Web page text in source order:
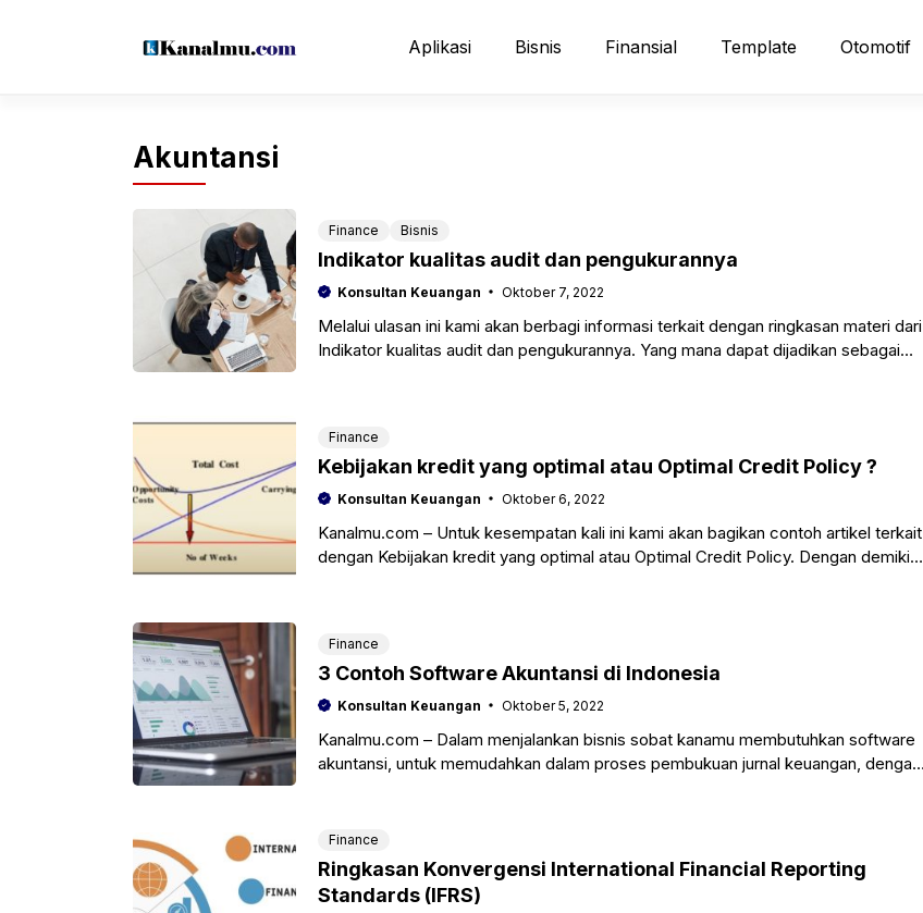
Aplikasi Bisnis Finansial Template Otomotif
Akuntansi
Finance Bisnis
Indikator kualitas audit dan pengukurannya
Konsultan Keuangan Oktober 7, 2022
Melalui ulasan ini kami akan berbagi informasi terkait dengan ringkasan materi dari
Indikator kualitas audit dan pengukurannya. Yang mana dapat dijadikan sebagai
Finance
Kebijakan kredit yang optimal atau Optimal Credit Policy ?
Konsultan Keuangan Oktober 6, 2022
Kanalmu.com – Untuk kesempatan kali ini kami akan bagikan contoh artikel terkait
dengan Kebijakan kredit yang optimal atau Optimal Credit Policy. Dengan demikian
Finance
3 Contoh Software Akuntansi di Indonesia
Konsultan Keuangan Oktober 5, 2022
Kanalmu.com – Dalam menjalankan bisnis sobat kanamu membutuhkan software
akuntansi, untuk memudahkan dalam proses pembukuan jurnal keuangan, dengan
Finance
Ringkasan Konvergensi International Financial Reporting
Standards (IFRS)